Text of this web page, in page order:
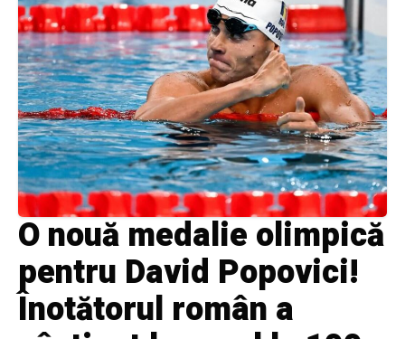
O nouă medalie olimpică
pentru David Popovici!
Înotătorul român a